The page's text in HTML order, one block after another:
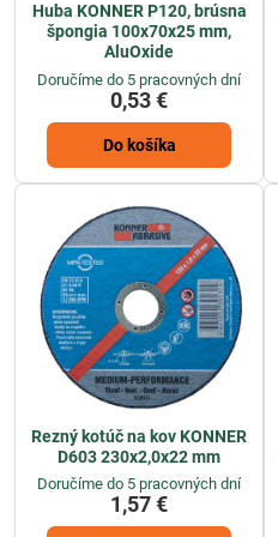
Huba KONNER P120, brúsna
špongia 100x70x25 mm,
AluOxide
Doručíme do 5 pracovných dní
0,53 €
Do košíka
Rezný kotúč na kov KONNER
D603 230x2,0x22 mm
Doručíme do 5 pracovných dní
1,57 €